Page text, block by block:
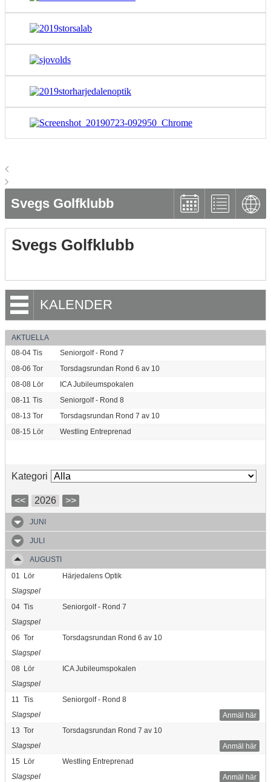
Svegs Golfklubb
Svegs Golfklubb
KALENDER
AKTUELLA
08-04 Tis
Seniorgolf - Rond 7
08-06 Tor
Torsdagsrundan Rond 6 av 10
08-08 Lör
ICA Jubileumspokalen
08-11 Tis
Seniorgolf - Rond 8
08-13 Tor
Torsdagsrundan Rond 7 av 10
08-15 Lör Westling Entreprenad
Kategori
<< 2026 >>
JUNI
JULI
AUGUSTI
01
Lör
Härjedalens Optik
Slagspel
04 Tis
Seniorgolf - Rond 7
Slagspel
06 Tor
Torsdagsrundan Rond 6 av 10
Slagspel
08 Lör
ICA Jubileumspokalen
Slagspel
11
Tis
Seniorgolf - Rond 8
Anmäl här
Slagspel
13 Tor
Torsdagsrundan Rond 7 av 10
Anmäl här
Slagspel
15 Lör
Westling Entreprenad
Anmäl här
Slagspel